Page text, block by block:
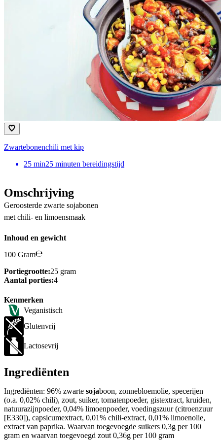
Zwartebonenchili met kip
25 min25 minuten bereidingstijd
Omschrijving
Geroosterde zwarte sojabonen
met chili- en limoensmaak
Inhoud en gewicht
100 Gram
Portiegrootte:25 gram
Aantal porties:4
Kenmerken
Veganistisch
Glutenvrij
Lactosevrij
Ingrediënten
Ingrediënten: 96% zwarte sojaboon, zonnebloemolie, specerijen
(o.a. 0,02% chili), zout, suiker, tomatenpoeder, gistextract, kruiden,
natuurazijnpoeder, 0,04% limoenpoeder, voedingszuur (citroenzuur
[E330]), capsicumextract, 0,01% chili-extract, 0,01% limoenolie,
extract van paprika. Waarvan toegevoegde suikers 0,3g per 100
gram en waarvan toegevoegd zout 0,36g per 100 gram